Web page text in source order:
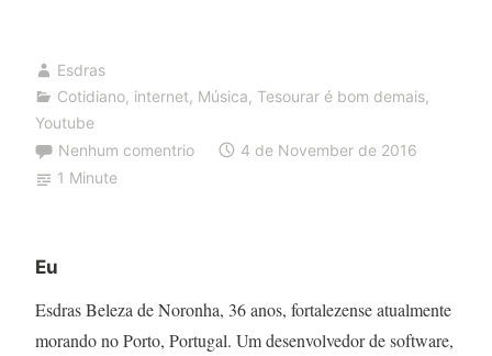
Esdras
Cotidiano, internet, Música, Tesourar é bom demais,
Youtube
Nenhum comentrio
4 de November de 2016
1 Minute
Eu
Esdras Beleza de Noronha, 36 anos, fortalezense atualmente
morando no Porto, Portugal. Um desenvolvedor de software,